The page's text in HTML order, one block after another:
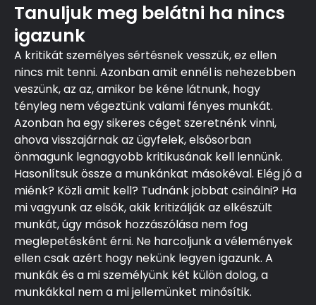
Tanuljuk meg belátni ha nincs
igazunk
A kritikát személyes sértésnek vesszük, ez ellen
nincs mit tenni. Azonban amit ennél is nehezebben
veszünk, az az, amikor be kéne látnunk, hogy
tényleg nem végeztünk valami fényes munkát.
Azonban ha egy sikeres céget szeretnénk vinni,
ahova visszajárnak az ügyfelek, elsősorban
önmagunk legnagyobb kritikusának kell lennünk.
Hasonlítsuk össze a munkánkat másokéval. Elég jó a
miénk? Közli amit kell? Tudnánk jobbat csinálni? Ha
mi vagyunk az elsők, akik kritizálják az elkészült
munkát, úgy mások hozzászólása nem fog
meglepetésként érni. Ne harcoljunk a vélemények
ellen csak azért hogy nekünk legyen igazunk. A
munkák és a mi személyünk két külön dolog, a
munkákkal nem a mi jellemünket minősítik.